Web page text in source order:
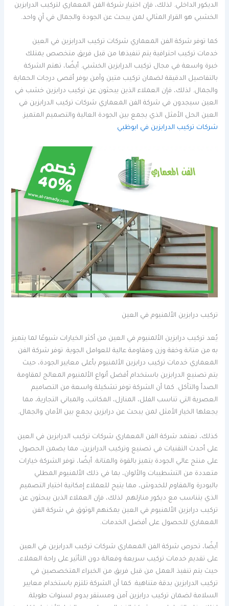
الديكور الداخلي. لذلك، فإن اختيار شركة الفن المعماري لتركيب الدرابزين
الخشبي هو القرار المثالي لمن يبحث عن الجودة والجمال في آنٍ واحد.
كما توفر شركة الفن المعماري شركات تركيب الدرابزين في العين
خدمات تركيب احترافية يتم تنفيذها من قبل فريق متخصص يمتلك
خبرة واسعة في مجال تركيب الدرابزين الخشبي. أيضًا، تهتم الشركة
بالتفاصيل الدقيقة لضمان تركيب متين وآمن يوفر أقصى درجات الحماية
والجمال. لذلك، فإن العملاء الذين يبحثون عن تركيب درابزين خشب في
العين سيجدون في شركة الفن المعماري شركات تركيب الدرابزين في
العين الحل الأمثل الذي يجمع بين الجودة العالية والتصميم المتميز.
شركات تركيب الدرابزين في ابوظبي
تركيب درابزين الألمنيوم في العين
يُعد تركيب درابزين الألمنيوم في العين من أكثر الخيارات شيوعًا لما يتميز
به من متانة وخفة وزن ومقاومة عالية للعوامل الجوية. توفر شركة الفن
المعماري خدمات تركيب درابزين الألمنيوم بأعلى معايير الجودة، حيث
يتم تصنيع الدرابزين باستخدام أفضل أنواع الألمنيوم المعالج لمقاومة
الصدأ والتآكل. كما أن الشركة توفر تشكيلة واسعة من التصاميم
العصرية التي تناسب الفلل، المنازل، المكاتب، والمباني التجارية، مما
يجعلها الخيار الأمثل لمن يبحث عن درابزين يجمع بين الأمان والجمال.
كذلك، تعتمد شركة الفن المعماري شركات تركيب الدرابزين في العين
على أحدث التقنيات في تصنيع وتركيب الدرابزين، مما يضمن الحصول
على منتج عالي الجودة يتميز بالقوة والمتانة. أيضًا، توفر الشركة خيارات
متعددة من التشطيبات والألوان، بما في ذلك الألمنيوم المطلي
بالبودرة والمقاوم للخدوش، مما يتيح للعملاء إمكانية اختيار التصميم
الذي يتناسب مع ديكور منازلهم. لذلك، فإن العملاء الذين يبحثون عن
تركيب درابزين الألمنيوم في العين يمكنهم الوثوق في شركة الفن
المعماري للحصول على أفضل الخدمات.
أيضًا، تحرص شركة الفن المعماري شركات تركيب الدرابزين في العين
على تقديم خدمات تركيب سريعة وفعالة دون التأثير على راحة العملاء،
حيث يتم تنفيذ العمل من قبل فريق من الخبراء المتخصصين في
تركيب الدرابزين بدقة متناهية. كما أن الشركة تلتزم باستخدام معايير
السلامة لضمان تركيب درابزين آمن ومستقر يدوم لسنوات طويلة.